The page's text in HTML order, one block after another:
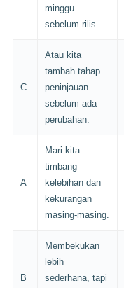
minggu
sebelum rilis.
C
Atau kita
tambah tahap
peninjauan
sebelum ada
perubahan.
A
Mari kita
timbang
kelebihan dan
kekurangan
masing-masing.
B
Membekukan
lebih
sederhana, tapi